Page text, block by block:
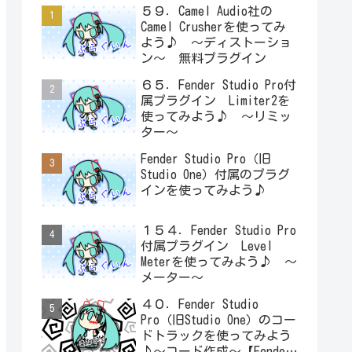
５９．Camel Audio社の
Camel Crusherを使ってみ
よう♪ ～ディストーショ
ン～ 無料プラグイン
６５．Fender Studio Pro付
属プラグイン Limiter2を
使ってみよう♪ ～リミッ
ター～
Fender Studio Pro（旧
Studio One）付属のプラグ
インを使ってみよう♪
１５４．Fender Studio Pro
付属プラグイン Level
Meterを使ってみよう♪ ～
メーター～
４０．Fender Studio
Pro（旧Studio One）のコー
ドトラックを使ってみよう